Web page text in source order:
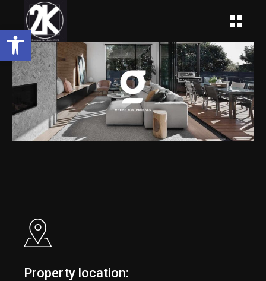
Open toolbar
Property location: